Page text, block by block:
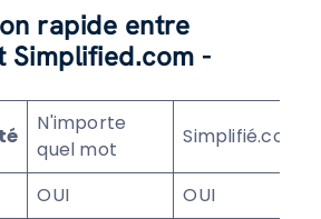
rapide entre
Simplified.com -
N'importe
quel mot
Simplifié.com
OUI
OUI